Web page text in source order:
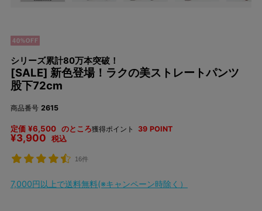
シリーズ累計80万本突破！
[SALE] 新色登場！ラクの美ストレートパンツ
股下72cm
商品番号 2615
定価 ¥6,500 のところ
¥3,900 税込
獲得ポイント 39 POINT
16件
7,000円以上で送料無料(※キャンペーン時除く）